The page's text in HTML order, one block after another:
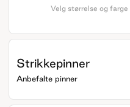
Velg størrelse og farge
Strikkepinner
Anbefalte pinner